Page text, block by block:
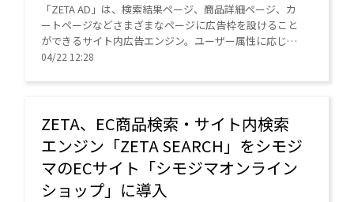
「ZETA AD」は、検索結果ページ、商品詳細ページ、カ
ートページなどさまざまなページに広告枠を設けること
ができるサイト内広告エンジン。ユーザー属性に応じた
広告を目的に応じて配信、検索条件（検索クエリ）に基
04/22 12:28
ZETA、EC商品検索・サイト内検索
エンジン「ZETA SEARCH」をシモジ
マのECサイト「シモジマオンライン
ショップ」に導入